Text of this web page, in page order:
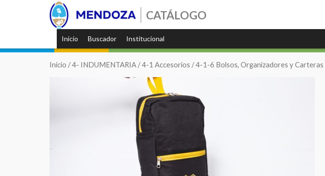
CATÁLOGO
Inicio Buscador Institucional
Inicio /4- INDUMENTARIA /4-1 Accesorios /4-1-6 Bolsos, Organizadores y Carteras